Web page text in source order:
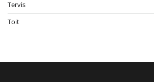
Tervis
Toit